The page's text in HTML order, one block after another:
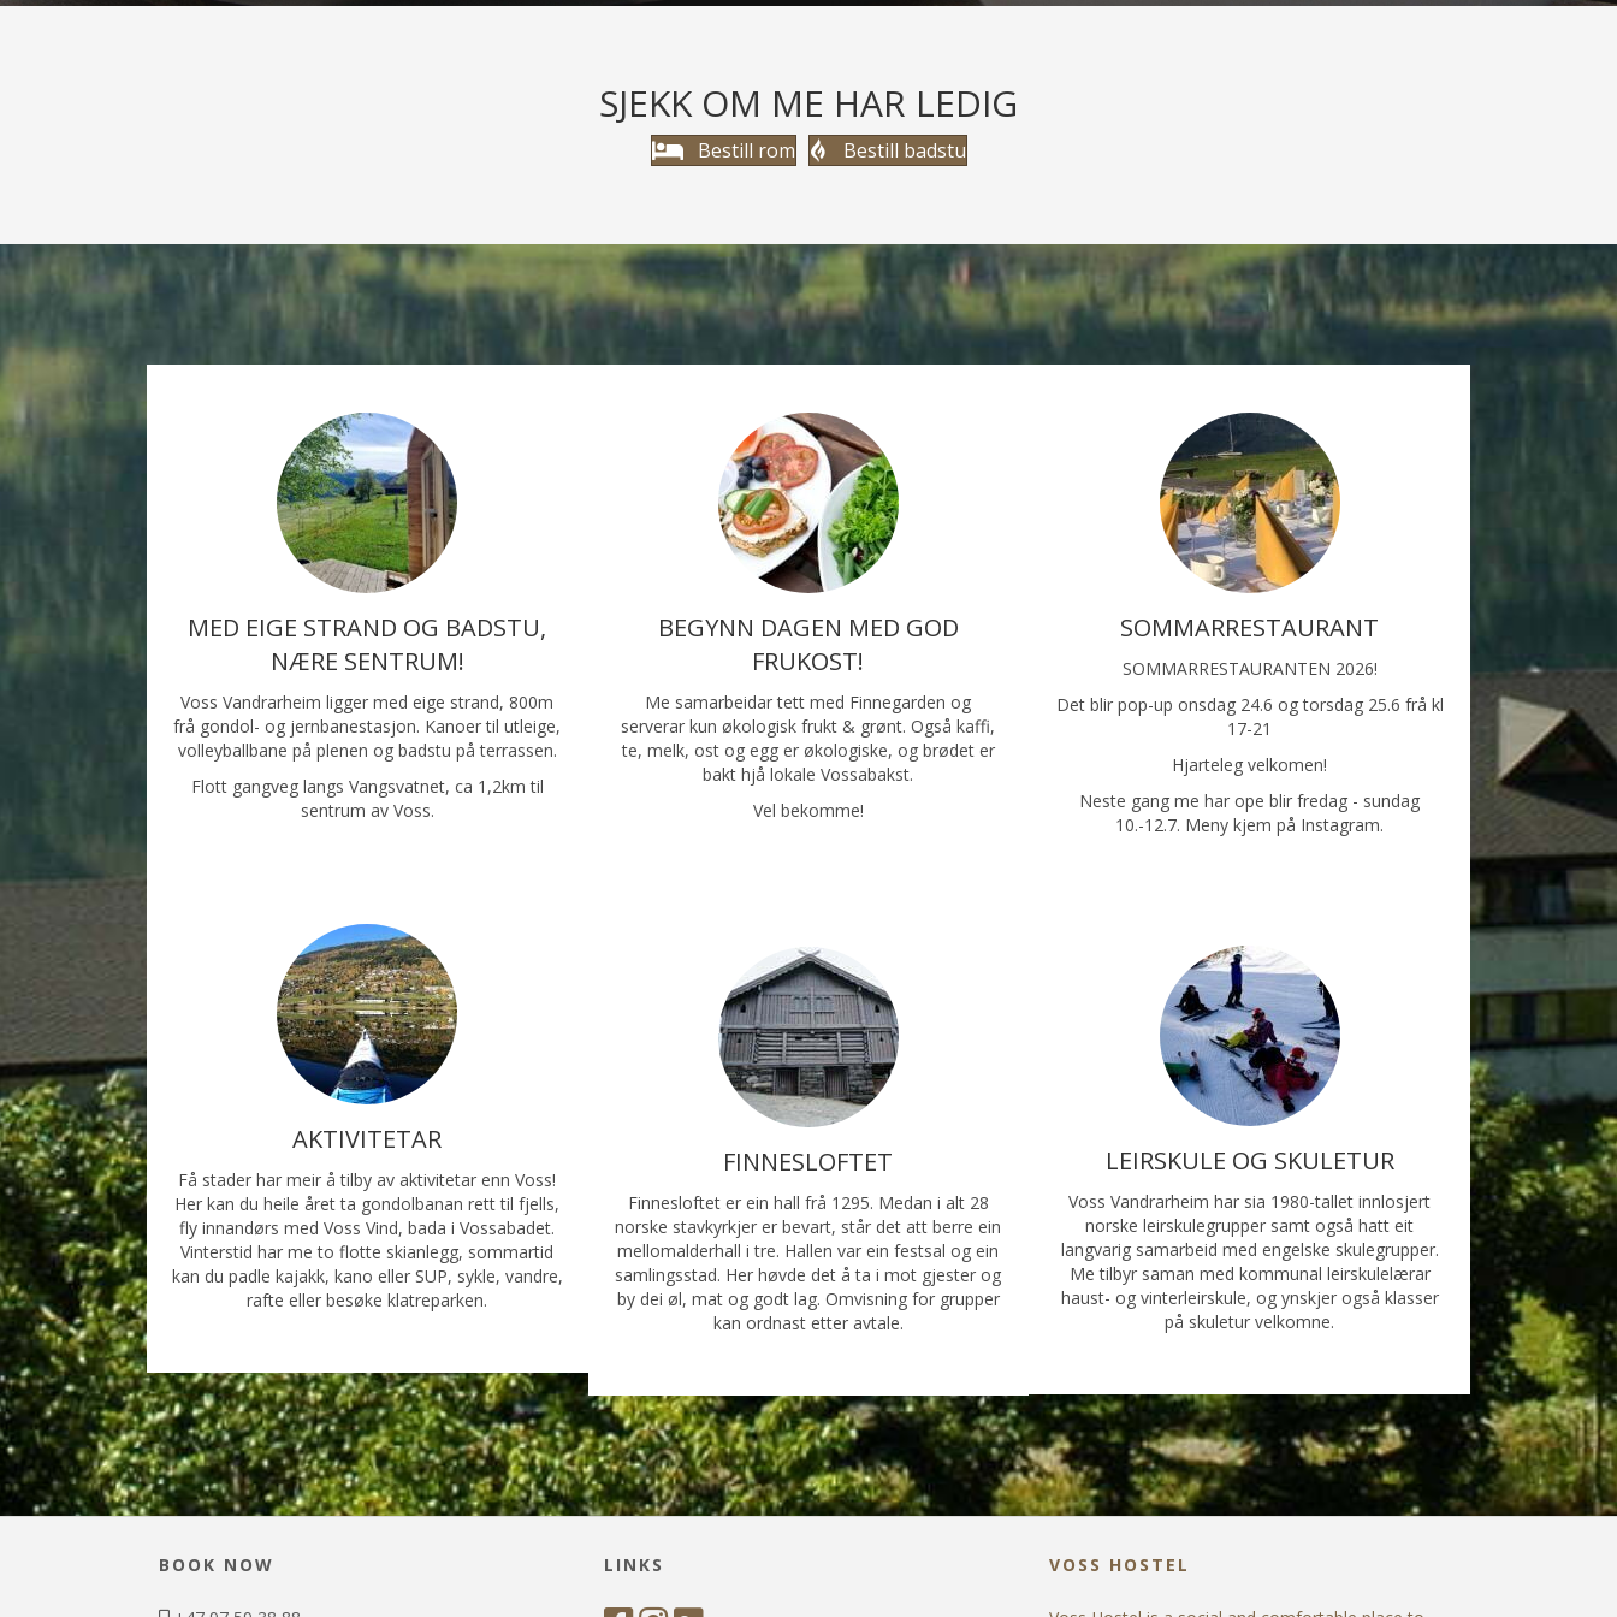
SJEKK OM ME HAR LEDIG
Bestill rom Bestill badstu
MED EIGE STRAND OG BADSTU,
NÆRE SENTRUM!
Voss Vandrarheim ligger med eige strand, 800m
frå gondol- og jernbanestasjon. Kanoer til utleige,
volleyballbane på plenen og badstu på terrassen.
Flott gangveg langs Vangsvatnet, ca 1,2km til
sentrum av Voss.
AKTIVITETAR
Få stader har meir å tilby av aktivitetar enn Voss!
Her kan du heile året ta gondolbanan rett til fjells,
fly innandørs med Voss Vind, bada i Vossabadet.
Vinterstid har me to flotte skianlegg, sommartid
kan du padle kajakk, kano eller SUP, sykle, vandre,
rafte eller besøke klatreparken.
BEGYNN DAGEN MED GOD
FRUKOST!
Me samarbeidar tett med Finnegarden og
serverar kun økologisk frukt & grønt. Også kaffi,
te, melk, ost og egg er økologiske, og brødet er
bakt hjå lokale Vossabakst.
Vel bekomme!
FINNESLOFTET
Finnesloftet er ein hall frå 1295. Medan i alt 28
norske stavkyrkjer er bevart, står det att berre ein
mellomalderhall i tre. Hallen var ein festsal og ein
samlingsstad. Her høvde det å ta i mot gjester og
by dei øl, mat og godt lag. Omvisning for grupper
kan ordnast etter avtale.
SOMMARRESTAURANT
SOMMARRESTAURANTEN 2026!
Det blir pop-up onsdag 24.6 og torsdag 25.6 frå kl
17-21
Hjarteleg velkomen!
Neste gang me har ope blir fredag - sundag
10.-12.7. Meny kjem på Instagram.
LEIRSKULE OG SKULETUR
Voss Vandrarheim har sia 1980-tallet innlosjert
norske leirskulegrupper samt også hatt eit
langvarig samarbeid med engelske skulegrupper.
Me tilbyr saman med kommunal leirskulelærar
haust- og vinterleirskule, og ynskjer også klasser
på skuletur velkomne.
BOOK NOW LINKS VOSS HOSTEL